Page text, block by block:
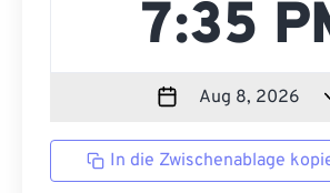
In die Zwischenablage